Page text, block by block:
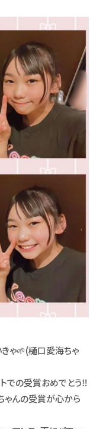
ゃ🌱(樋口愛海ちゃ
での受賞おめでとう‼️
ゃんの受賞が心から